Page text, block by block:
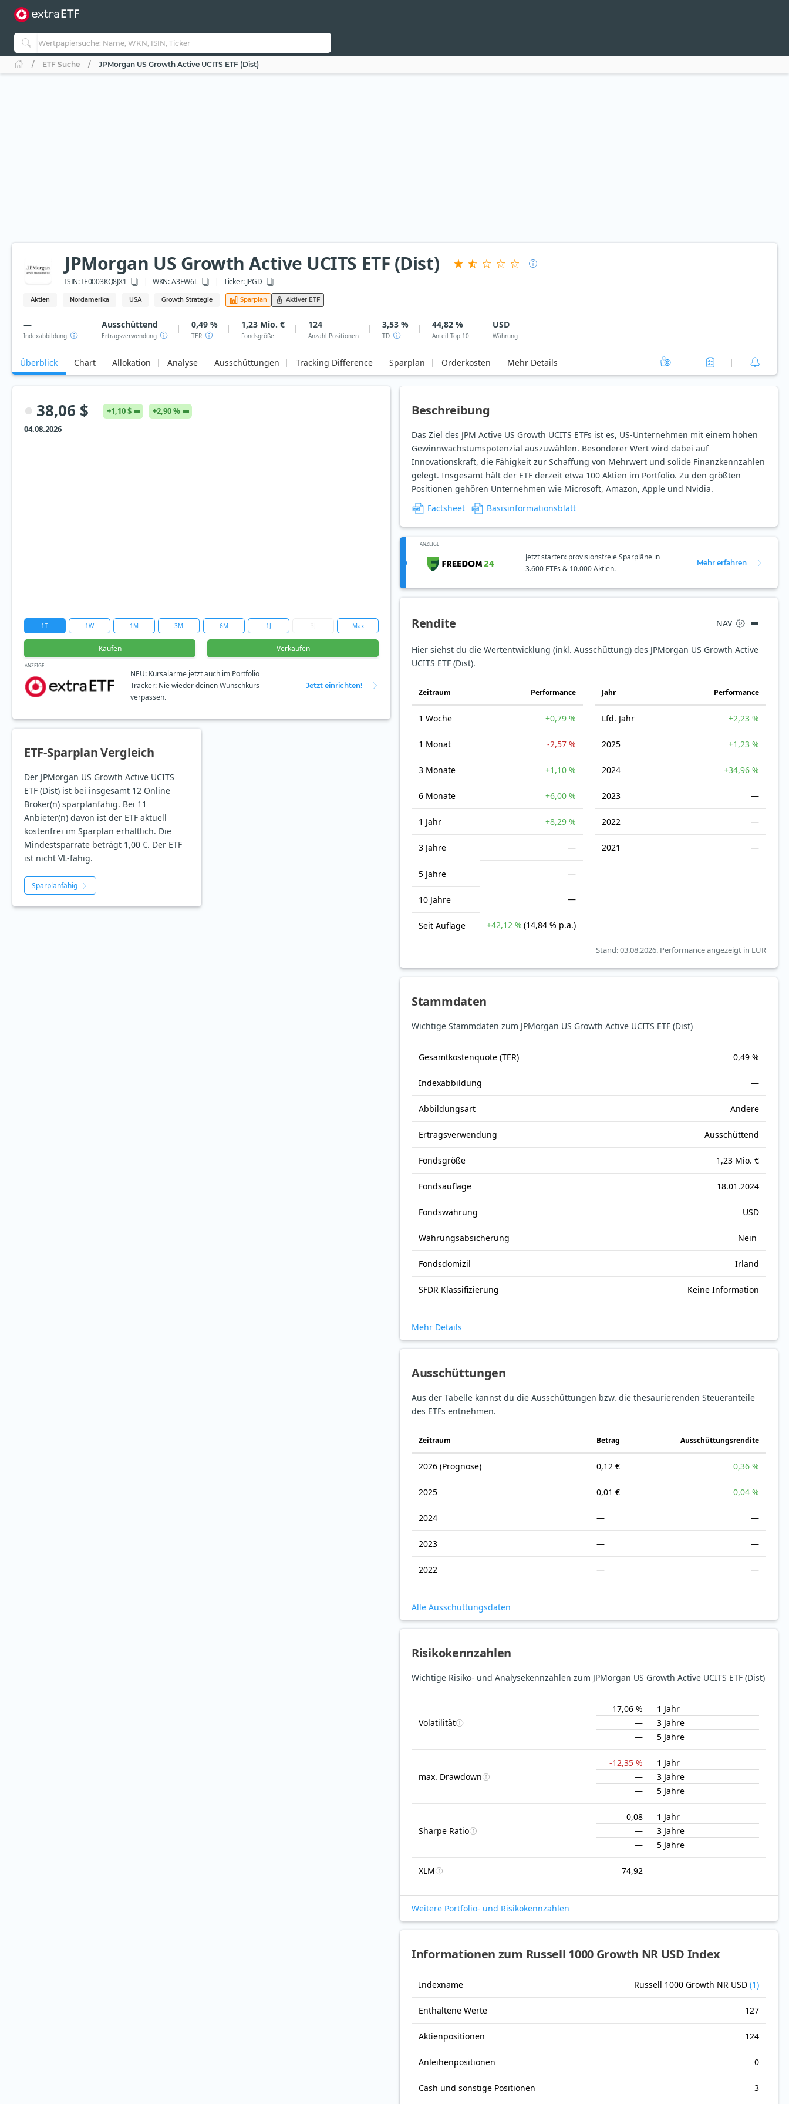
ETF Suche JPMorgan US Growth Active UCITS ETF (Dist)
JPMorgan US Growth Active UCITS ETF (Dist)
ISIN:IE0003KQ8JX1 WKN: A3EW6L Ticker:JPGD
Aktien Nordamerika USA Growth Strategie Sparplan Aktiver ETF
—
Indexabbildung
Ausschüttend
Ertragsverwendung
0,49 %
TER
1,23 Mio. €
Fondsgröße
124
Anzahl Positionen
3,53 %
TD
44,82 %
Anteil Top 10
USD
Währung
Überblick Chart Allokation Analyse Ausschüttungen Tracking Difference Sparplan Orderkosten Mehr Details
38,06 $ +1,10 $
+2,90 %
04.08.2026
1T 1W 1M 3M 6M 1J Max
Kaufen Verkaufen
ANZEIGE
NEU: Kursalarme jetzt auch im Portfolio
Tracker: Nie wieder deinen Wunschkurs
verpassen.
Jetzt einrichten!
ETF-Sparplan Vergleich
Der JPMorgan US Growth Active UCITS
ETF (Dist) ist bei insgesamt 12 Online
Broker(n) sparplanfähig. Bei 11
Anbieter(n) davon ist der ETF aktuell
kostenfrei im Sparplan erhältlich. Die
Mindestsparrate beträgt 1,00 €. Der ETF
ist nicht VL-fähig.
Sparplanfähig
Beschreibung
Das Ziel des JPM Active US Growth UCITS ETFs ist es, US-Unternehmen mit einem hohen
Gewinnwachstumspotenzial auszuwählen. Besonderer Wert wird dabei auf
Innovationskraft, die Fähigkeit zur Schaffung von Mehrwert und solide Finanzkennzahlen
gelegt. Insgesamt hält der ETF derzeit etwa 100 Aktien im Portfolio. Zu den größten
Positionen gehören Unternehmen wie Microsoft, Amazon, Apple und Nvidia.
Factsheet
Basisinformationsblatt
ANZEIGE
Jetzt starten: provisionsfreie Sparpläne in
3.600 ETFs & 10.000 Aktien.
Mehr erfahren
Rendite NAV
Hier siehst du die Wertentwicklung (inkl. Ausschüttung) des JPMorgan US Growth Active
UCITS ETF (Dist).
Zeit­raum Perfor­mance
1 Woche +0,79 %
1 Monat -2,57 %
3 Monate +1,10 %
6 Monate +6,00 %
1 Jahr +8,29 %
3 Jahre —
5 Jahre —
10 Jahre —
Seit Auflage +42,12 % (14,84 % p.a.)
Jahr Perfor­mance
Lfd. Jahr +2,23 %
2025 +1,23 %
2024 +34,96 %
2023 —
2022 —
2021 —
Stand: 03.08.2026. Performance angezeigt in EUR
Stammdaten
Wichtige Stammdaten zum JPMorgan US Growth Active UCITS ETF (Dist)
Gesamt­kosten­quote (TER) 0,49 %
Index­abbildung —
Abbildungs­art Andere
Ertrags­verwendung Ausschüttend
Fonds­größe 1,23 Mio. €
Fonds­auflage 18.01.2024
Fonds­währung USD
Währungsabsicherung Nein
Fondsdomizil Irland
SFDR Klassifizierung Keine Information
Mehr Details
Ausschüttungen
Aus der Tabelle kannst du die Ausschüttungen bzw. die thesaurierenden Steueranteile
des ETFs entnehmen.
Zeitraum Betrag Ausschüttungsrendite
2026 (Prognose) 0,12 € 0,36 %
2025 0,01 € 0,04 %
2024 — —
2023 — —
2022 — —
Alle Ausschüttungsdaten
Risikokennzahlen
Wichtige Risiko- und Analysekennzahlen zum JPMorgan US Growth Active UCITS ETF (Dist)
Volatilität
17,06 %
1 Jahr
—
3 Jahre
—
5 Jahre
max. Drawdown
-12,35 %
1 Jahr
—
3 Jahre
—
5 Jahre
Sharpe Ratio
0,08
1 Jahr
—
3 Jahre
—
5 Jahre
XLM 74,92
Weitere Portfolio- und Risikokennzahlen
Informationen zum Russell 1000 Growth NR USD Index
Indexname Russell 1000 Growth NR USD (1)
Enthaltene Werte 127
Aktienpositionen 124
Anleihenpositionen 0
Cash und sonstige Positionen 3